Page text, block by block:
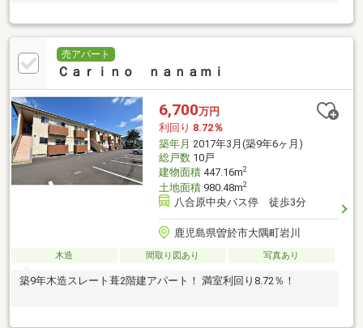
売アパート
Ｃａｒｉｎｏ ｎａｎａｍｉ
6,700万円
利回り 8.72％
築年月 2017年3月(築9年6ヶ月)
総戸数10戸
建物面積447.16m2
土地面積980.48m2
八合原中央バス停 徒歩3分
鹿児島県曽於市大隅町岩川
木造 間取り図あり 写真あり
築9年木造スレート葺2階建アパート！ 満室利回り8.72％！